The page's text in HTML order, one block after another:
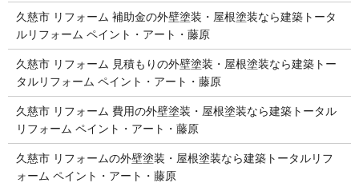
久慈市 リフォーム 補助金の外壁塗装・屋根塗装なら建築トータ
ルリフォーム ペイント・アート・藤原
久慈市 リフォーム 見積もりの外壁塗装・屋根塗装なら建築トー
タルリフォーム ペイント・アート・藤原
久慈市 リフォーム 費用の外壁塗装・屋根塗装なら建築トータル
リフォーム ペイント・アート・藤原
久慈市 リフォームの外壁塗装・屋根塗装なら建築トータルリフ
ォーム ペイント・アート・藤原